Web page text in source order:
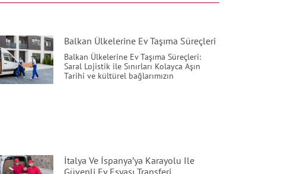
Balkan Ülkelerine Ev Taşıma Süreçleri
Balkan Ülkelerine Ev Taşıma Süreçleri:
Saral Lojistik ile Sınırları Kolayca Aşın
Tarihi ve kültürel bağlarımızın
İtalya Ve İspanya’ya Karayolu Ile